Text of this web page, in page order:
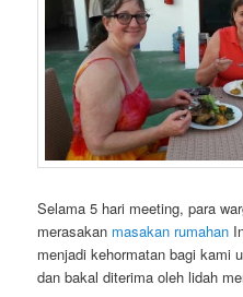
Selama 5 hari meeting, para
merasakan masakan rumahan
menjadi kehormatan bagi kami
dan bakal diterima oleh lidah